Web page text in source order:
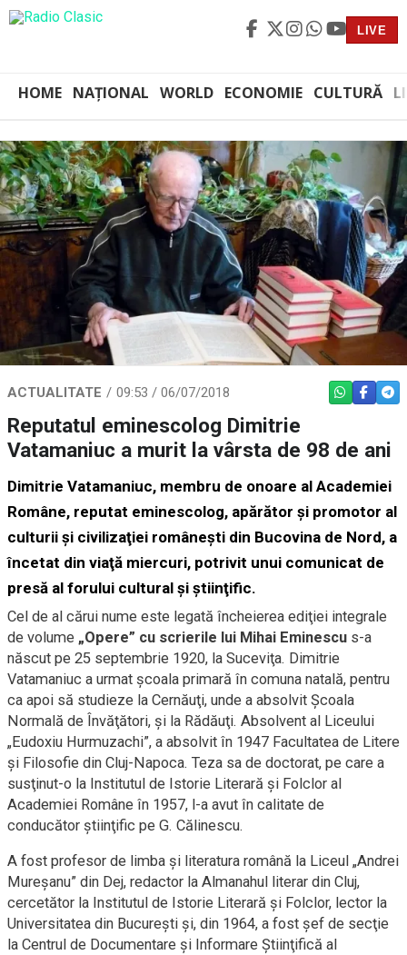
LIVE
HOME NAȚIONAL WORLD ECONOMIE CULTURĂ
ACTUALITATE 09:53 / 06/07/2018 WHATSAPP
Reputatul eminescolog Dimitrie
Vatamaniuc a murit la vârsta de 98 de ani
Dimitrie Vatamaniuc, membru de onoare al Academiei
Române, reputat eminescolog, apărător şi promotor al
culturii şi civilizaţiei româneşti din Bucovina de Nord, a
încetat din viaţă miercuri, potrivit unui comunicat de
presă al forului cultural şi ştiinţific.
Cel de al cărui nume este legată încheierea ediţiei integrale
de volume „Opere” cu scrierile lui Mihai Eminescu s-a
născut pe 25 septembrie 1920, la Suceviţa. Dimitrie
Vatamaniuc a urmat şcoala primară în comuna natală, pentru
ca apoi să studieze la Cernăuţi, unde a absolvit Şcoala
Normală de Învăţători, şi la Rădăuţi. Absolvent al Liceului
„Eudoxiu Hurmuzachi”, a absolvit în 1947 Facultatea de Litere
şi Filosofie din Cluj-Napoca. Teza sa de doctorat, pe care a
susţinut-o la Institutul de Istorie Literară şi Folclor al
Academiei Române în 1957, l-a avut în calitate de
conducător ştiinţific pe G. Călinescu.
A fost profesor de limba şi literatura română la Liceul „Andrei
Mureşanu” din Dej, redactor la Almanahul literar din Cluj,
cercetător la Institutul de Istorie Literară şi Folclor, lector la
Universitatea din Bucureşti şi, din 1964, a fost şef de secţie
la Centrul de Documentare şi Informare Ştiinţifică al